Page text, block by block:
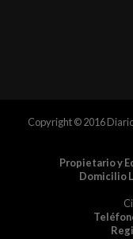
Copyright © 2016
Propietario y
Domicilio